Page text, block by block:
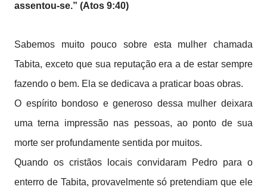
assentou-se.” (Atos 9:40)
Sabemos muito pouco sobre esta mulher chamada
Tabita, exceto que sua reputação era a de estar sempre
fazendo o bem. Ela se dedicava a praticar boas obras.
O espírito bondoso e generoso dessa mulher deixara
uma terna impressão nas pessoas, ao ponto de sua
morte ser profundamente sentida por muitos.
Quando os cristãos locais convidaram Pedro para o
enterro de Tabita, provavelmente só pretendiam que ele